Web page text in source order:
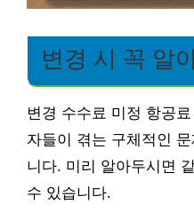
변경 시 꼭 알
변경 수수료 미정 항공
자들이 겪는 구체적인
니다. 미리 알아두시면
수 있습니다.